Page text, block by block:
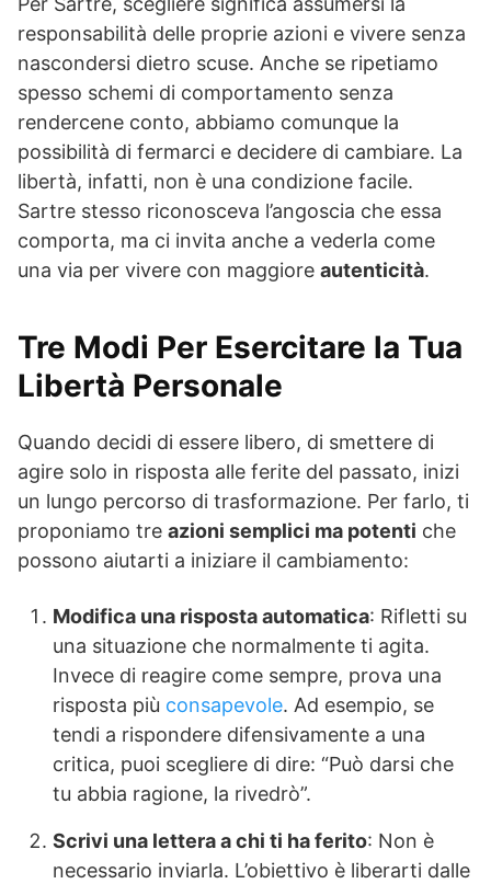
responsabilità delle proprie azioni e vivere senza
nascondersi dietro scuse. Anche se ripetiamo
spesso schemi di comportamento senza
rendercene conto, abbiamo comunque la
possibilità di fermarci e decidere di cambiare. La
libertà, infatti, non è una condizione facile.
Sartre stesso riconosceva l’angoscia che essa
comporta, ma ci invita anche a vederla come
una via per vivere con maggiore autenticità.
Tre Modi Per Esercitare la Tua
Libertà Personale
Quando decidi di essere libero, di smettere di
agire solo in risposta alle ferite del passato, inizi
un lungo percorso di trasformazione. Per farlo, ti
proponiamo tre azioni semplici ma potenti che
possono aiutarti a iniziare il cambiamento:
Modifica una risposta automatica: Rifletti su
una situazione che normalmente ti agita.
Invece di reagire come sempre, prova una
risposta più consapevole. Ad esempio, se
tendi a rispondere difensivamente a una
critica, puoi scegliere di dire: “Può darsi che
tu abbia ragione, la rivedrò”.
Scrivi una lettera a chi ti ha ferito: Non è
necessario inviarla. L’obiettivo è liberarti dalle